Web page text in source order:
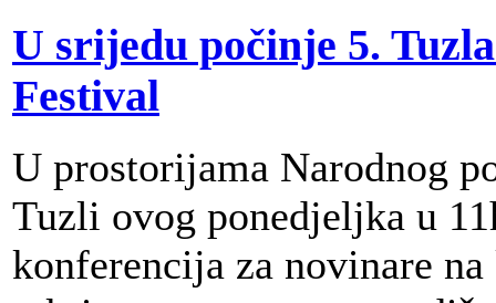
U srijedu počinje 5.
Festival
U prostorijama Narodnog
Tuzli ovog ponedjeljka u
konferencija za novinare